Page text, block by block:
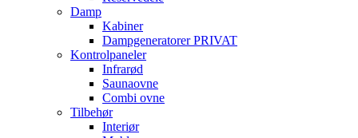
Damp
Kabiner
Dampgeneratorer PRIVAT
Kontrolpaneler
Infrarød
Saunaovne
Combi ovne
Tilbehør
Interiør